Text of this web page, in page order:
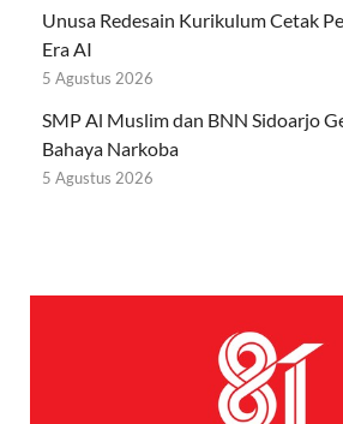
Unusa Redesain Kurikulum Cetak
Era AI
5 Agustus 2026
SMP Al Muslim dan BNN Sidoarjo
Bahaya Narkoba
5 Agustus 2026